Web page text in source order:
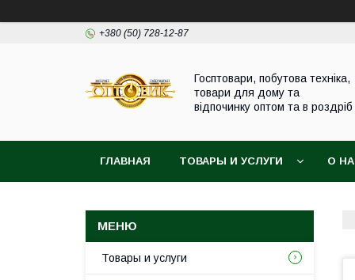
+380 (50) 728-12-87
Госптовари, побутова техніка,
товари для дому та
відпочинку оптом та в роздріб
ГЛАВНАЯ ТОВАРЫ И УСЛУГИ О
Товары и услуги